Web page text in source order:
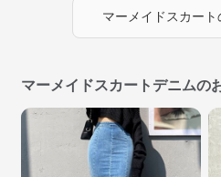
マーメイドスカート
マーメイドスカートデニムの